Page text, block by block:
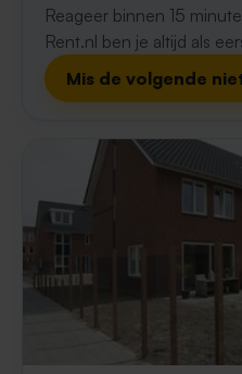
Reageer binnen 15
Rent.nl ben je altijd als
Mis de volgende